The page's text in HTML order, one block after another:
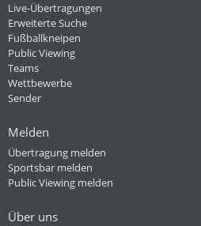
Live-Übertragungen
Erweiterte Suche
Fußballkneipen
Public Viewing
Teams
Wettbewerbe
Sender
Melden
Übertragung melden
Sportsbar melden
Public Viewing melden
Über uns